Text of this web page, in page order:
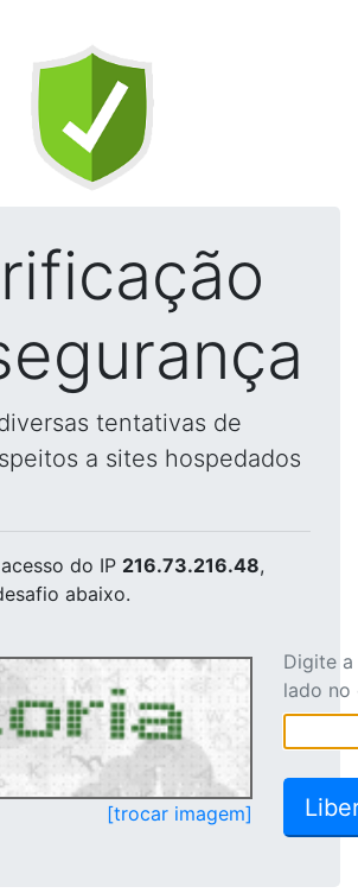
tentativas de
a sites hospedados
do IP 216.73.216.48,
abaixo.
[trocar imagem]
Digite
lado no